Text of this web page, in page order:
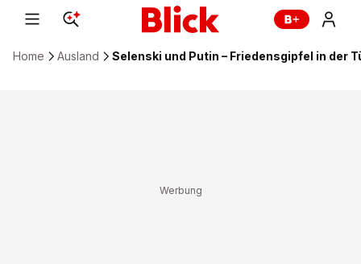
Home Ausland Selenski und Putin – Friedensgipfel in der